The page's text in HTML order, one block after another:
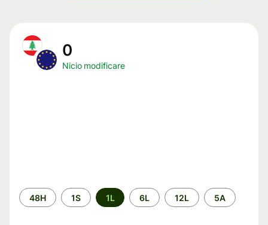
0
Nicio modificare
Perioada
48H 1S 1L 6L 12L 5A